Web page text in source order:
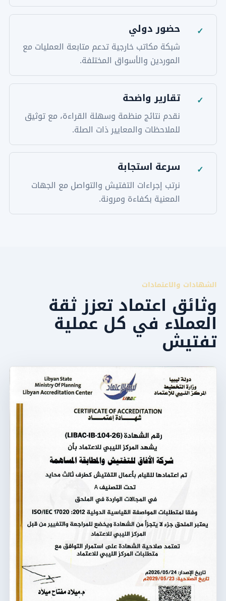
✓ حضور دولي
شبكة مكاتب خارجية تدعم متابعة العمليات مع
الموردين والأسواق المختلفة.
✓ تقارير واضحة
نقدم نتائج منظمة وسهلة القراءة، مع توثيق
للملاحظات والمعايير ذات الصلة.
✓ سرعة استجابة
نرتب إجراءات التفتيش والتواصل مع الجهات
المعنية بكفاءة ومرونة.
الشهادات والاعتمادات
وثائق اعتماد تعزز ثقة
العملاء في كل عملية
تفتيش